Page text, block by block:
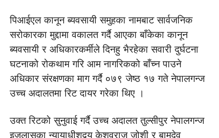
पिआईएल कानून ब्यवसायी समुहका नामबाट सार्वजनिक
सरोकारका मुद्दामा वकालत गर्दै आएका बाँकेका कानून
ब्यवसायी र अधिकारकर्मीले दिनहु भैरहेका सवारी दुर्घटना
घटनाको रोकथाम गरि आम नागरिकको बाँच्न पाउने
अधिकार संरक्षणका माग गर्दै ०७९ जेष्ठ १७ गते नेपालगन्ज
उच्च अदालतमा रिट दायर गरेका थिए ।
उक्त रिटको सुनुवाई गर्दै उच्च अदालत तुल्सीपुर नेपालगन्ज
इजलासका न्यायाधीशद्वय केशवराज जोशी र बामदेव